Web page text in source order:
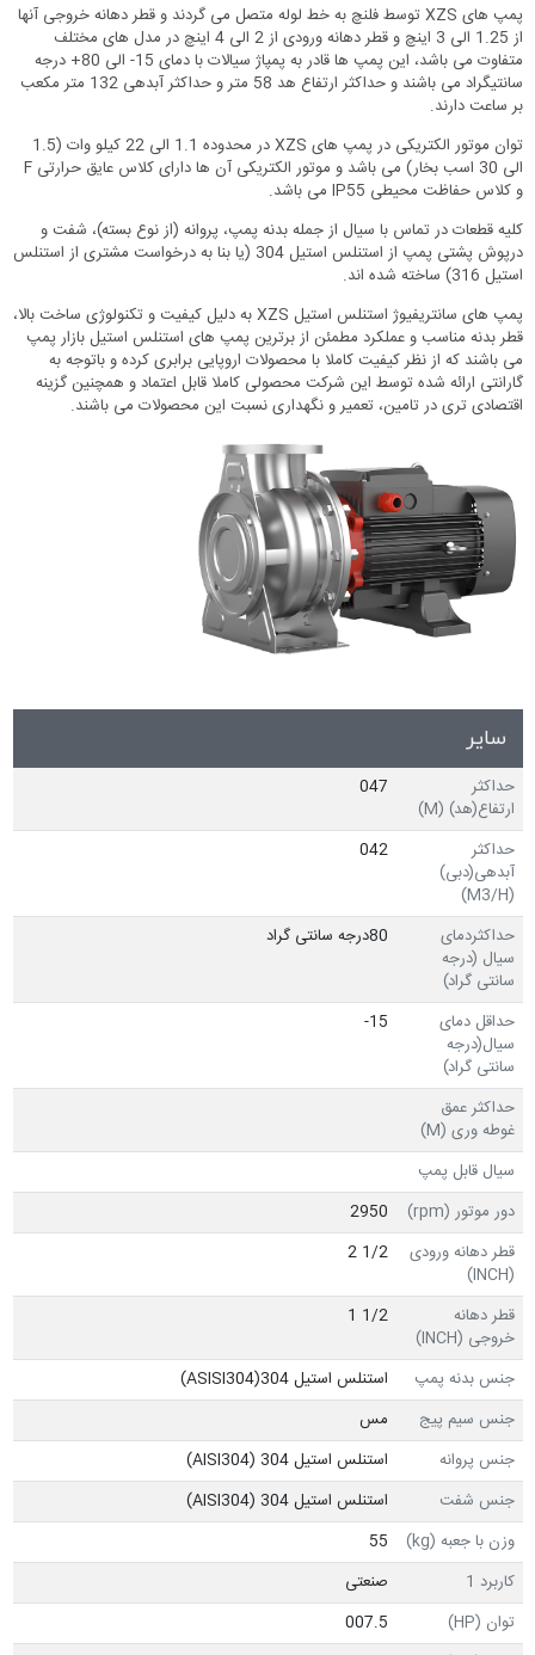
پمپ های XZS توسط فلنچ به خط لوله متصل می گردند و قطر دهانه خروجی آنها
از 1.25 الی 3 اینچ و قطر دهانه ورودی از 2 الی 4 اینچ در مدل های مختلف
متفاوت می باشد، این پمپ ها قادر به پمپاژ سیالات با دمای 15- الی 80+ درجه
سانتیگراد می باشند و حداکثر ارتفاع هد 58 متر و حداکثر آبدهی 132 متر مکعب
بر ساعت دارند.
توان موتور الکتریکی در پمپ های XZS در محدوده 1.1 الی 22 کیلو وات (1.5
الی 30 اسب بخار) می باشد و موتور الکتریکی آن ها دارای کلاس عایق حرارتی F
و کلاس حفاظت محیطی IP55 می باشد.
کلیه قطعات در تماس با سیال از جمله بدنه پمپ، پروانه (از نوع بسته)، شفت و
درپوش پشتی پمپ از استنلس استیل 304 (یا بنا به درخواست مشتری از استنلس
استیل 316) ساخته شده اند.
پمپ های سانتریفیوژ استنلس استیل XZS به دلیل کیفیت و تکنولوژی ساخت بالا،
قطر بدنه مناسب و عملکرد مطمئن از برترین پمپ های استنلس استیل بازار پمپ
می باشند که از نظر کیفیت کاملا با محصولات اروپایی برابری کرده و باتوجه به
گارانتی ارائه شده توسط این شرکت محصولی کاملا قابل اعتماد و همچنین گزینه
اقتصادی تری در تامین، تعمیر و نگهداری نسبت این محصولات می باشند.
سایر
حداکثر
ارتفاع(هد) (M)
047
حداکثر
آبدهی(دبی)
(M3/H)
042
حداکثردمای
سیال (درجه
سانتی گراد)
80درجه سانتی گراد
حداقل دمای
سیال(درجه
سانتی گراد)
15-
حداکثر عمق
غوطه وری (M)
سیال قابل پمپ
دور موتور (rpm)
2950
قطر دهانه ورودی
(INCH)
1/2 2
قطر دهانه
خروجی (INCH)
1/2 1
جنس بدنه پمپ
استنلس استیل ASISI304)304)
جنس سیم پیج
مس
جنس پروانه
استنلس استیل 304 (AISI304)
جنس شفت
استنلس استیل 304 (AISI304)
وزن با جعبه (kg)
55
کاربرد 1
صنعتی
توان (HP)
007.5